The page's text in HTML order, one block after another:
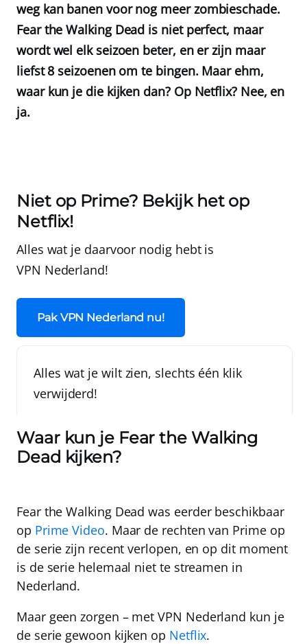
weg kan banen voor nog meer zombieschade.
Fear the Walking Dead is niet perfect, maar
wordt wel elk seizoen beter, en er zijn maar
liefst 8 seizoenen om te bingen. Maar ehm,
waar kun je die kijken dan? Op Netflix? Nee, en
ja.
Niet op Prime? Bekijk het op
Netflix!
Alles wat je daarvoor nodig hebt is
VPN Nederland!
Pak VPN Nederland nu!
Alles wat je wilt zien, slechts één klik
verwijderd!
Waar kun je Fear the Walking
Dead kijken?
Fear the Walking Dead was eerder beschikbaar
op Prime Video. Maar de rechten van Prime op
de serie zijn recent verlopen, en op dit moment
is de serie helemaal niet te streamen in
Nederland.
Maar geen zorgen – metVPN Nederland kun je
de serie gewoon kijken op Netflix.